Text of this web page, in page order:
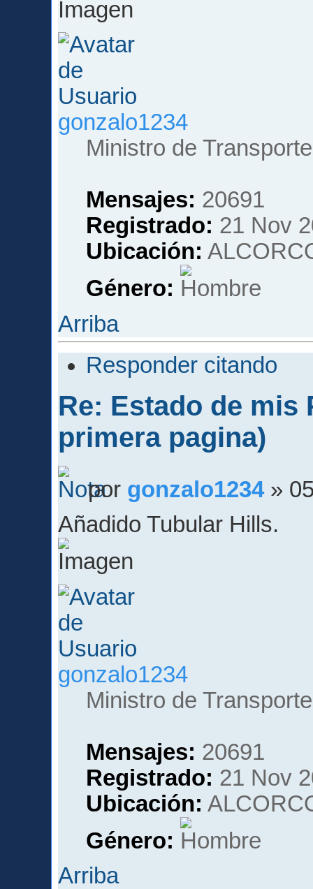
gonzalo1234
Ministro de Transporte
Mensajes: 20691
Registrado: 21 Nov
Ubicación:
Género:
Arriba
Responder citando
Re: Estado de mis
primera pagina)
por gonzalo1234»
Añadido Tubular Hills.
gonzalo1234
Ministro de Transporte
Mensajes: 20691
Registrado: 21 Nov
Ubicación:
Género:
Arriba